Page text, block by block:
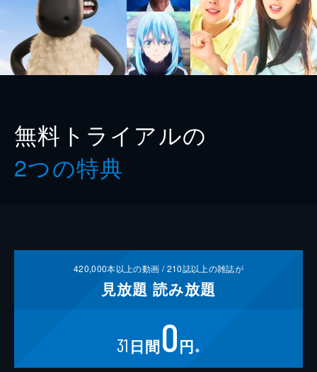
無料トライアルの
2つの特典
420,000本以上の動画 /210誌以上の雑誌が
見放題 読み放題
31 日間0円 ※